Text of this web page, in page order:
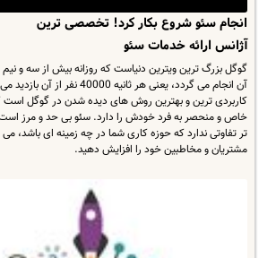
انجام سئو شروع بکار کرد! تخصصی ترین
آژانس ارائه خدمات سئو
گوگل بزرگ ترین ویترین دنیاست که روزانه بیش از سه و
آن انجام می گردد، یعنی هر ثانیه
کاربردی ترین و بهترین روش های دیده شدن در گوگل است
خاص و منحصر به فرد خودش را دارد. سئو بی حد و مرز
تر تفاوتی ندارد که حوزه کاری شما در چه زمینه ای باشد، می
مشتریان و مخاطبین خود را افزایش دهید.